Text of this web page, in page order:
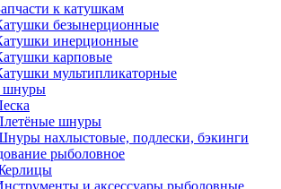
к катушкам
безынерционные
инерционные
карповые
мультипликаторные
шнуры
шнуры
нахлыстовые, подлески, бэкинги
рыболовное
и аксессуары рыболовные